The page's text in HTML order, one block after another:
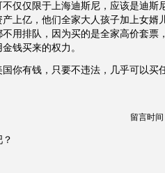
仅仅限于上海迪斯尼，应该是迪斯
上亿，他们全家大人孩子加上女婿
用排队，因为买的是全家高价套票
钱买来的权力。
你有钱，只要不违法，几乎可以买
留言时间